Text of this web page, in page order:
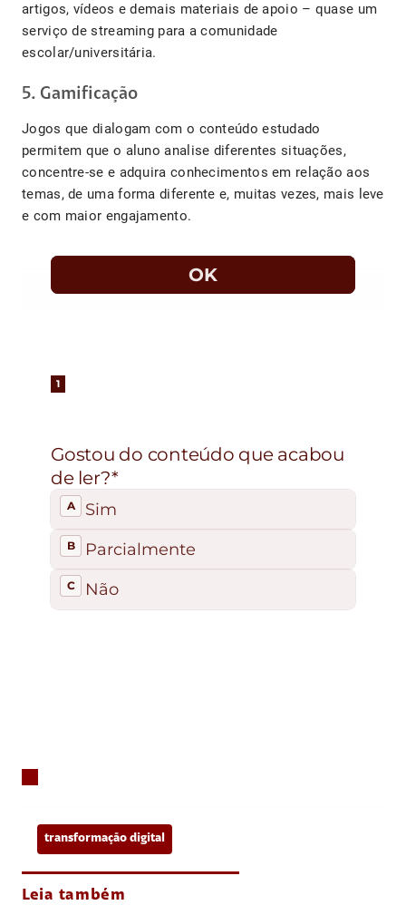
artigos, vídeos e demais materiais de apoio – quase um
serviço de streaming para a comunidade
escolar/universitária.
5. Gamificação
Jogos que dialogam com o conteúdo estudado
permitem que o aluno analise diferentes situações,
concentre-se e adquira conhecimentos em relação aos
temas, de uma forma diferente e, muitas vezes, mais leve
e com maior engajamento.
transformação digital
Leia também